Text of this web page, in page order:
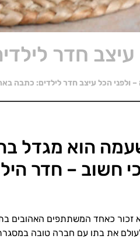
עיצב חדר
– ולפני הכל עיצב חדר לילדים: כתבה
הוא מגדל
חשוב – חדר
הוא זכור כאחד המשתתפים האהובים
לעולם את בתו עם חברה טובה